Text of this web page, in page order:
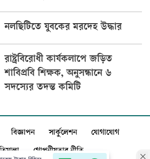
নলছিটিতে যুবকের মরদেহ উদ্ধার
রাষ্ট্রবিরোধী কার্যকলাপে জড়িত
শাবিপ্রবি শিক্ষক, অনুসন্ধানে ৬
সদস্যের তদন্ত কমিটি
বিজ্ঞাপন সার্কুলেশন যোগাযোগ
গোপনীয়তার নীতি